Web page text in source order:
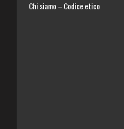
Chi siamo – Codice etico